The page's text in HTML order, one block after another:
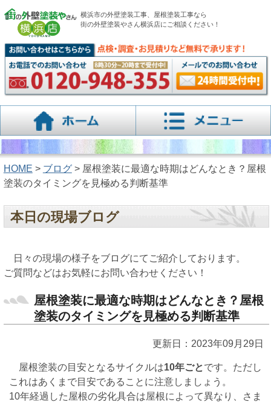
横浜市の外壁塗装工事、屋根塗装工事なら
街の外壁塗装やさん横浜店にご相談ください！
HOME > ブログ> 屋根塗装に最適な時期はどんなとき？屋根
塗装のタイミングを見極める判断基準
本日の現場ブログ
日々の現場の様子をブログにてご紹介しております。
ご質問などはお気軽にお問い合わせください！
屋根塗装に最適な時期はどんなとき？屋根
塗装のタイミングを見極める判断基準
更新日：2023年09月29日
屋根塗装の目安となるサイクルは10年ごとです。ただし
これはあくまで目安であることに注意しましょう。
10年経過した屋根の劣化具合は屋根によって異なり、さま